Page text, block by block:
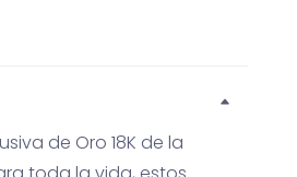
de Oro 18K de la